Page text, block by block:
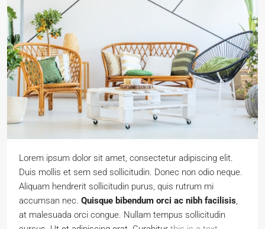
Lorem ipsum dolor sit amet, consectetur adipiscing elit.
Duis mollis et sem sed sollicitudin. Donec non odio neque.
Aliquam hendrerit sollicitudin purus, quis rutrum mi
accumsan nec. Quisque bibendum orci ac nibh facilisis,
at malesuada orci congue. Nullam tempus sollicitudin